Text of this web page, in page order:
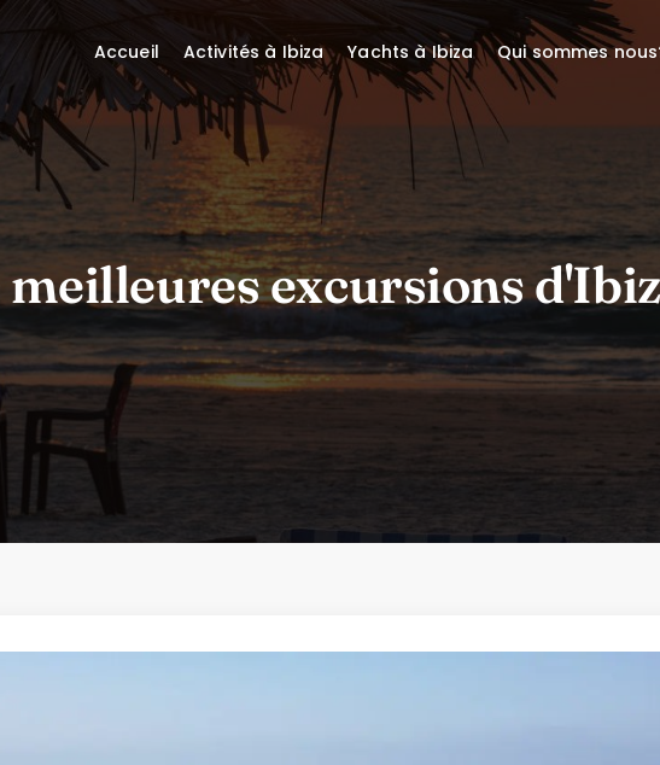
meilleures excursions
Accueil Activités à Ibiza Yachts à Ibiza Qui sommes